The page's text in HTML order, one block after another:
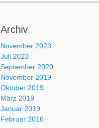
Archiv
November 2023
Juli 2023
September 2020
November 2019
Oktober 2019
März 2019
Januar 2019
Februar 2016